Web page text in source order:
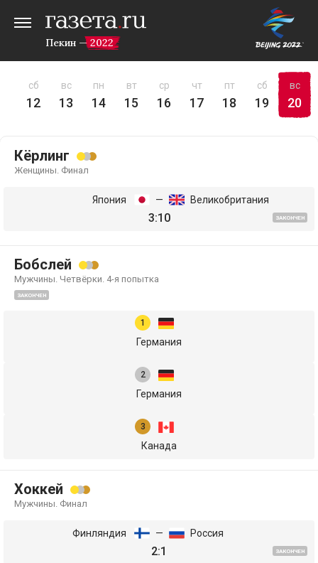
Пекин — 2022
сб
12
вс
13
пн
14
вт
15
ср
16
чт
17
пт
18
сб
19
вс
20
Кёрлинг
Женщины. Финал
Япония — Великобритания
3:10 ЗАКОНЧЕН
Бобслей
Мужчины. Четвёрки. 4-я попытка
ЗАКОНЧЕН
Германия
Германия
Канада
Хоккей
Мужчины. Финал
Финляндия — Россия
2:1 ЗАКОНЧЕН